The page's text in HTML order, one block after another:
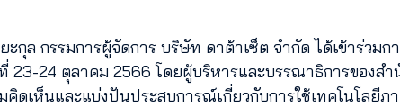
กุล กรรมการผู้จัดการ บริษัท ดาต้าเซ็ต จำกัด ได้เข้าร่วมก
23-24 ตุลาคม 2566 โดยผู้บริหารและบรรณาธิการของส
คิดเห็นและแบ่งปันประสบการณ์เกี่ยวกับการใช้เทคโนโลยี